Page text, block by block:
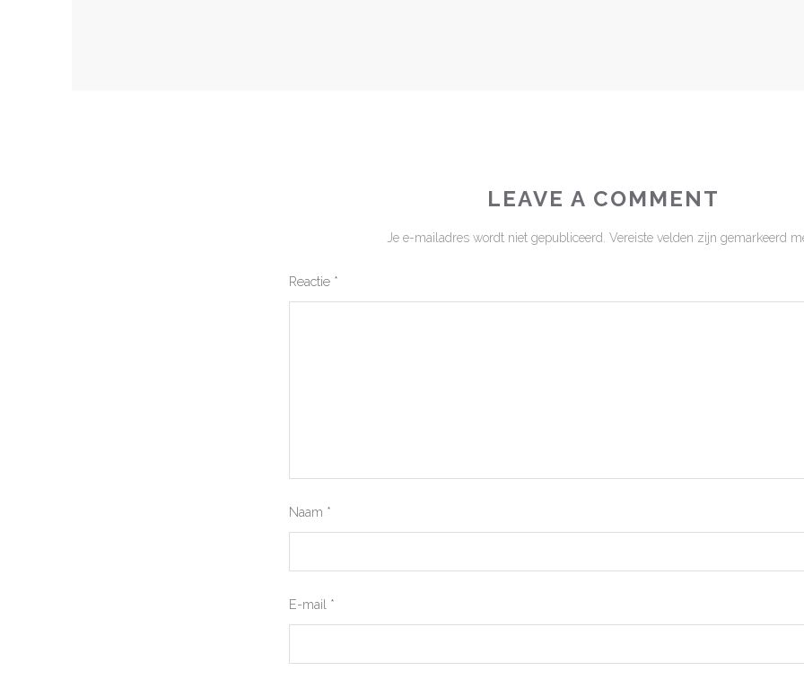
LEAVE A COMMENT
Je e-mailadres wordt niet gepubliceerd. Vereiste velden zijn gemarkeerd
Reactie *
Naam *
E-mail *